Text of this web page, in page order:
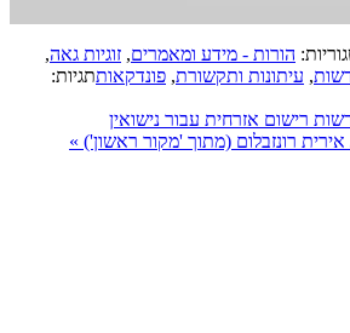
הורות - מידע ומאמרים, זוגיות גאה,
, עיתונות ותקשורת, פונדקאותתגיות:
רישום אזרחית עבור נישואין
רונזבלום (מתוך 'מקור ראשון') »